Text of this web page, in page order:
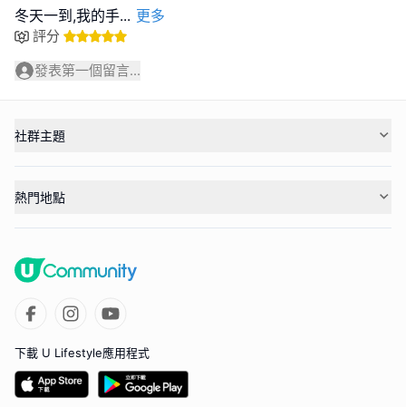
冬天一到,我的手... 更多
評分
發表第一個留言...
社群主題
熱門地點
下載 U Lifestyle應用程式